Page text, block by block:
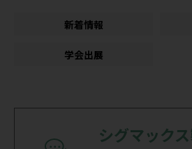
新着情報
学会出展
シグマック